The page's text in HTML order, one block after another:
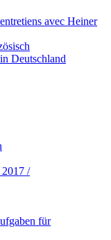
avec Heiner
Deutschland
2017 /
für